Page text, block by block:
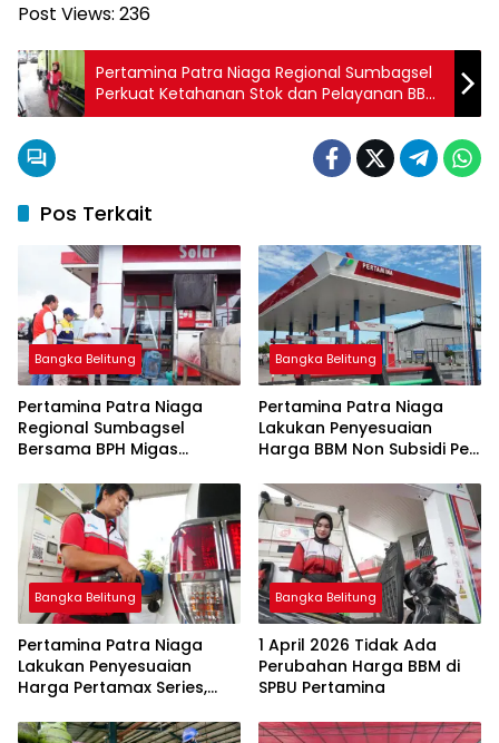
Post Views: 236
Pertamina Patra Niaga Regional Sumbagsel
Perkuat Ketahanan Stok dan Pelayanan BBM
selama Nataru 2025-2026
Pos Terkait
Bangka Belitung
Pertamina Patra Niaga
Regional Sumbagsel
Bersama BPH Migas
Penyaluran BBM Subsidi
bagi Nelayan melalui
Aplikasi XSTAR
Bangka Belitung
Pertamina Patra Niaga
Lakukan Penyesuaian
Harga BBM Non Subsidi Per
Bangka Belitung
Pertamina Patra Niaga
Lakukan Penyesuaian
Harga Pertamax Series,
Subsidi Tetap
Bangka Belitung
1 April 2026 Tidak Ada
Perubahan Harga BBM di
SPBU Pertamina